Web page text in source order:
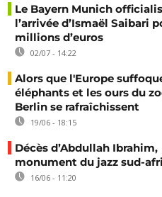
Le Bayern Munich
l’arrivée d’Ismaël Saibari
millions d’euros
02/07 - 14:22
Alors que l'Europe
éléphants et les ours du
Berlin se rafraîchissent
19/06 - 18:15
Décès d’Abdullah Ibrahim,
monument du jazz sud-
16/06 - 11:20